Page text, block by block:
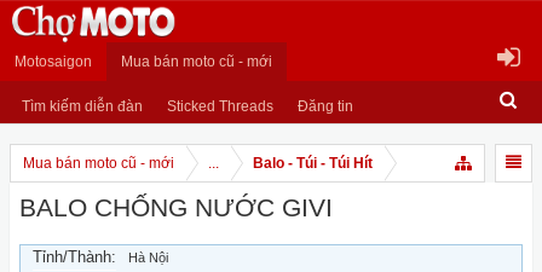
Motosaigon Mua bán moto cũ - mới
Tìm kiếm diễn đàn Sticked Threads Đăng tin
Mua bán moto cũ - mới ... Balo - Túi - Túi Hít
BALO CHỐNG NƯỚC GIVI
Tỉnh/Thành: Hà Nội